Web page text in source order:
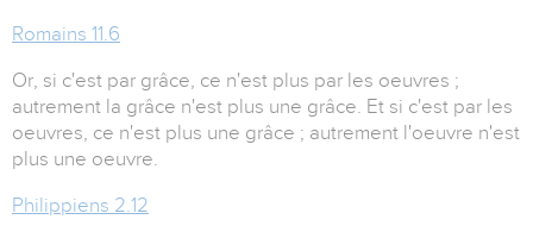
Romains 11.6
Or, si c'est par grâce, ce n'est plus par les oeuvres ;
autrement la grâce n'est plus une grâce. Et si c'est par les
oeuvres, ce n'est plus une grâce ; autrement l'oeuvre n'est
plus une oeuvre.
Philippiens 2.12